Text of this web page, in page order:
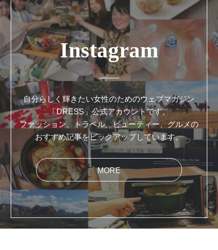
Instagram
自分らしく輝きたい女性のためのウェブマガジン
「DRESS」公式アカウントです。
ファッション、トラベル、ビューティー、グルメの
おすすめ記事をピックアップしています。
MORE